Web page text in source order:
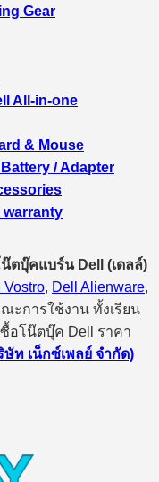
Gear
All-in-one
& Mouse
/ Adapter
warranty
ตบุ๊คแบร์น Dell (เดลล์)
Vostro, Dell Alienware,
ะการใช้งาน ทั้งเรียน
อโน๊ตบุ๊ค Dell ราคา
ษัท เน็กซ์เพลย์ จำกัด)